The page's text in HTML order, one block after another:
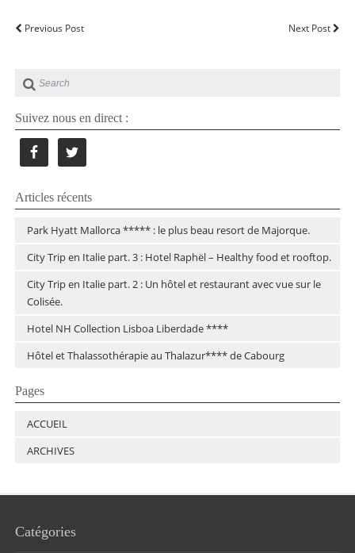
Previous Post Next Post
Suivez nous en direct :
Articles récents
Park Hyatt Mallorca ***** : le plus beau resort de Majorque.
City Trip en Italie part. 3 : Hotel Raphël – Healthy food et rooftop.
City Trip en Italie part. 2 : Un hôtel et restaurant avec vue sur le
Colisée.
Hotel NH Collection Lisboa Liberdade ****
Hôtel et Thalassothérapie au Thalazur**** de Cabourg
Pages
ACCUEIL
ARCHIVES
Catégories